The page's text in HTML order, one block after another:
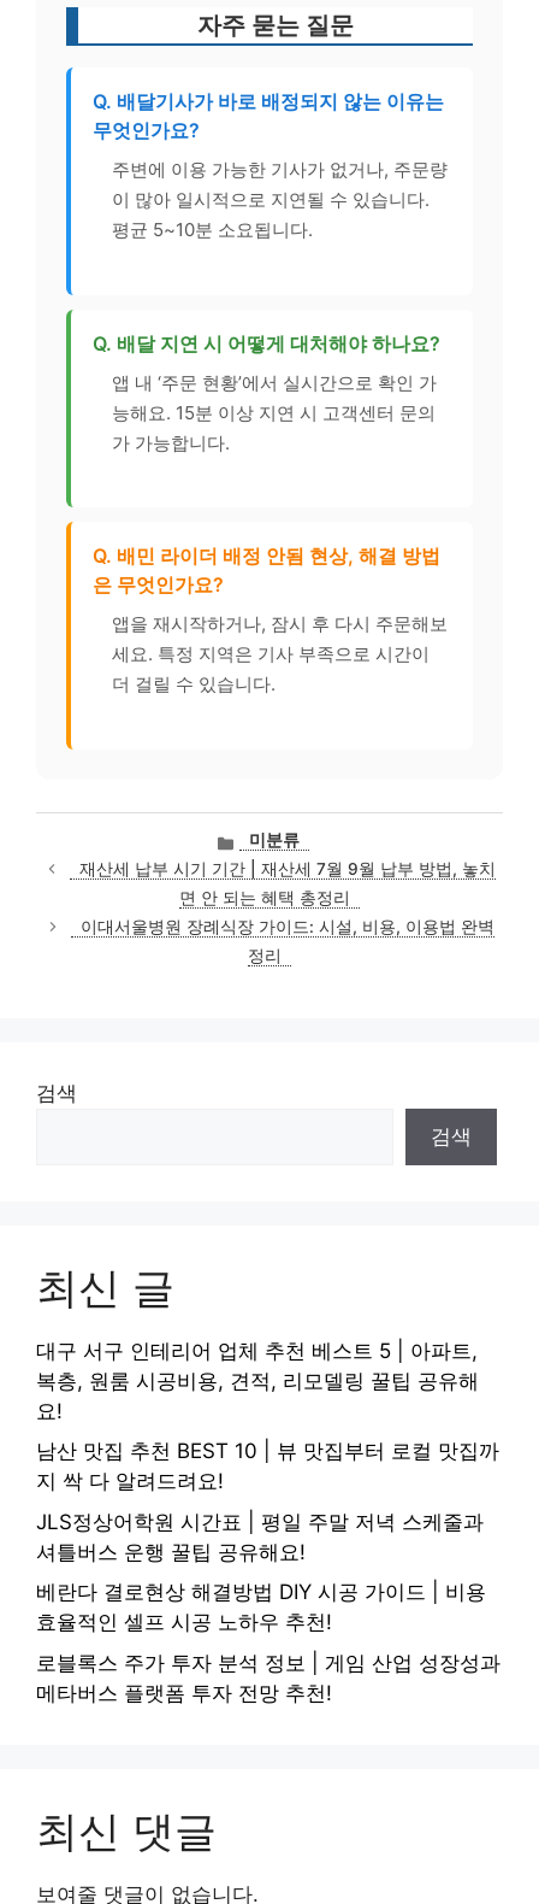
자주 묻는 질문
Q. 배달기사가 바로 배정되지 않는 이유는
무엇인가요?
주변에 이용 가능한 기사가 없거나, 주문량
이 많아 일시적으로 지연될 수 있습니다.
평균 5~10분 소요됩니다.
Q. 배달 지연 시 어떻게 대처해야 하나요?
앱 내 ‘주문 현황’에서 실시간으로 확인 가
능해요. 15분 이상 지연 시 고객센터 문의
가 가능합니다.
Q. 배민 라이더 배정 안됨 현상, 해결 방법
은 무엇인가요?
앱을 재시작하거나, 잠시 후 다시 주문해보
세요. 특정 지역은 기사 부족으로 시간이
더 걸릴 수 있습니다.
카
테
고
리
미분류
재산세 납부 시기 기간 | 재산세 7월 9월 납부 방법, 놓치
면 안 되는 혜택 총정리
이대서울병원 장례식장 가이드: 시설, 비용, 이용법 완벽
정리
검색
검색
최신 글
대구 서구 인테리어 업체 추천 베스트 5 | 아파트,
복층, 원룸 시공비용, 견적, 리모델링 꿀팁 공유해
요!
남산 맛집 추천 BEST 10 | 뷰 맛집부터 로컬 맛집까
지 싹 다 알려드려요!
JLS정상어학원 시간표 | 평일 주말 저녁 스케줄과
셔틀버스 운행 꿀팁 공유해요!
베란다 결로현상 해결방법 DIY 시공 가이드 | 비용
효율적인 셀프 시공 노하우 추천!
로블록스 주가 투자 분석 정보 | 게임 산업 성장성과
메타버스 플랫폼 투자 전망 추천!
최신 댓글
보여줄 댓글이 없습니다.